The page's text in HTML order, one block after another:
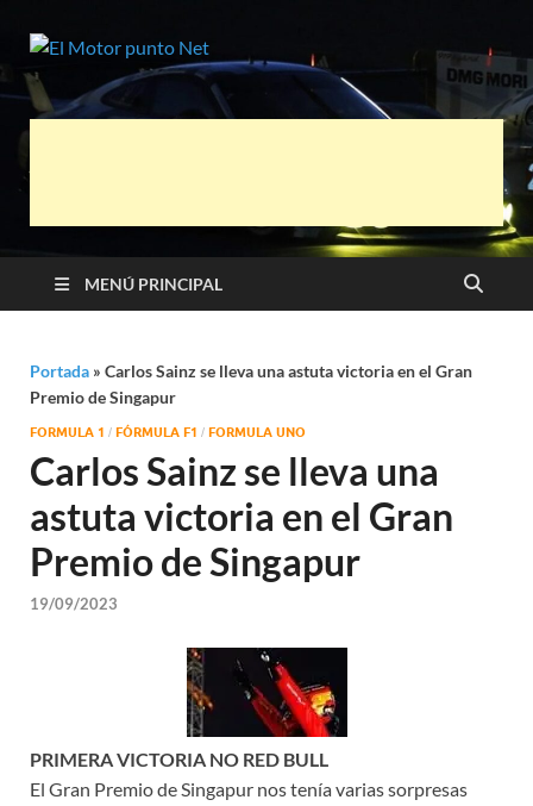
El Motor
punto Net
Información sobre novedades y pruebas
de Automóviles
MENÚ PRINCIPAL
Portada » Carlos Sainz se lleva una astuta victoria en el Gran
Premio de Singapur
FORMULA 1 / FÓRMULA F1 / FORMULA UNO
Carlos Sainz se lleva una
astuta victoria en el Gran
Premio de Singapur
19/09/2023
PRIMERA VICTORIA NO RED BULL
El Gran Premio de Singapur nos tenía varias sorpresas